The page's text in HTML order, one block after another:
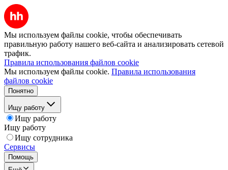
Мы используем файлы cookie, чтобы обеспечивать
правильную работу нашего веб-сайта и анализировать сетевой
трафик.
Правила использования файлов cookie
Мы используем файлы cookie. Правила использования
файлов cookie
Понятно
Ищу работу
Ищу работу
Ищу работу
Ищу сотрудника
Сервисы
Помощь